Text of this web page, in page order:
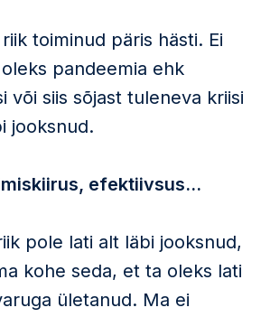
toiminud päris hästi. Ei
pandeemia ehk
või siis sõjast tuleneva kriisi
jooksnud.
efektiivsus…
pole lati alt läbi jooksnud,
kohe seda, et ta oleks lati
ületanud. Ma ei